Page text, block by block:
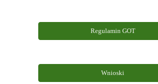
Regulamin GOT
Wnioski